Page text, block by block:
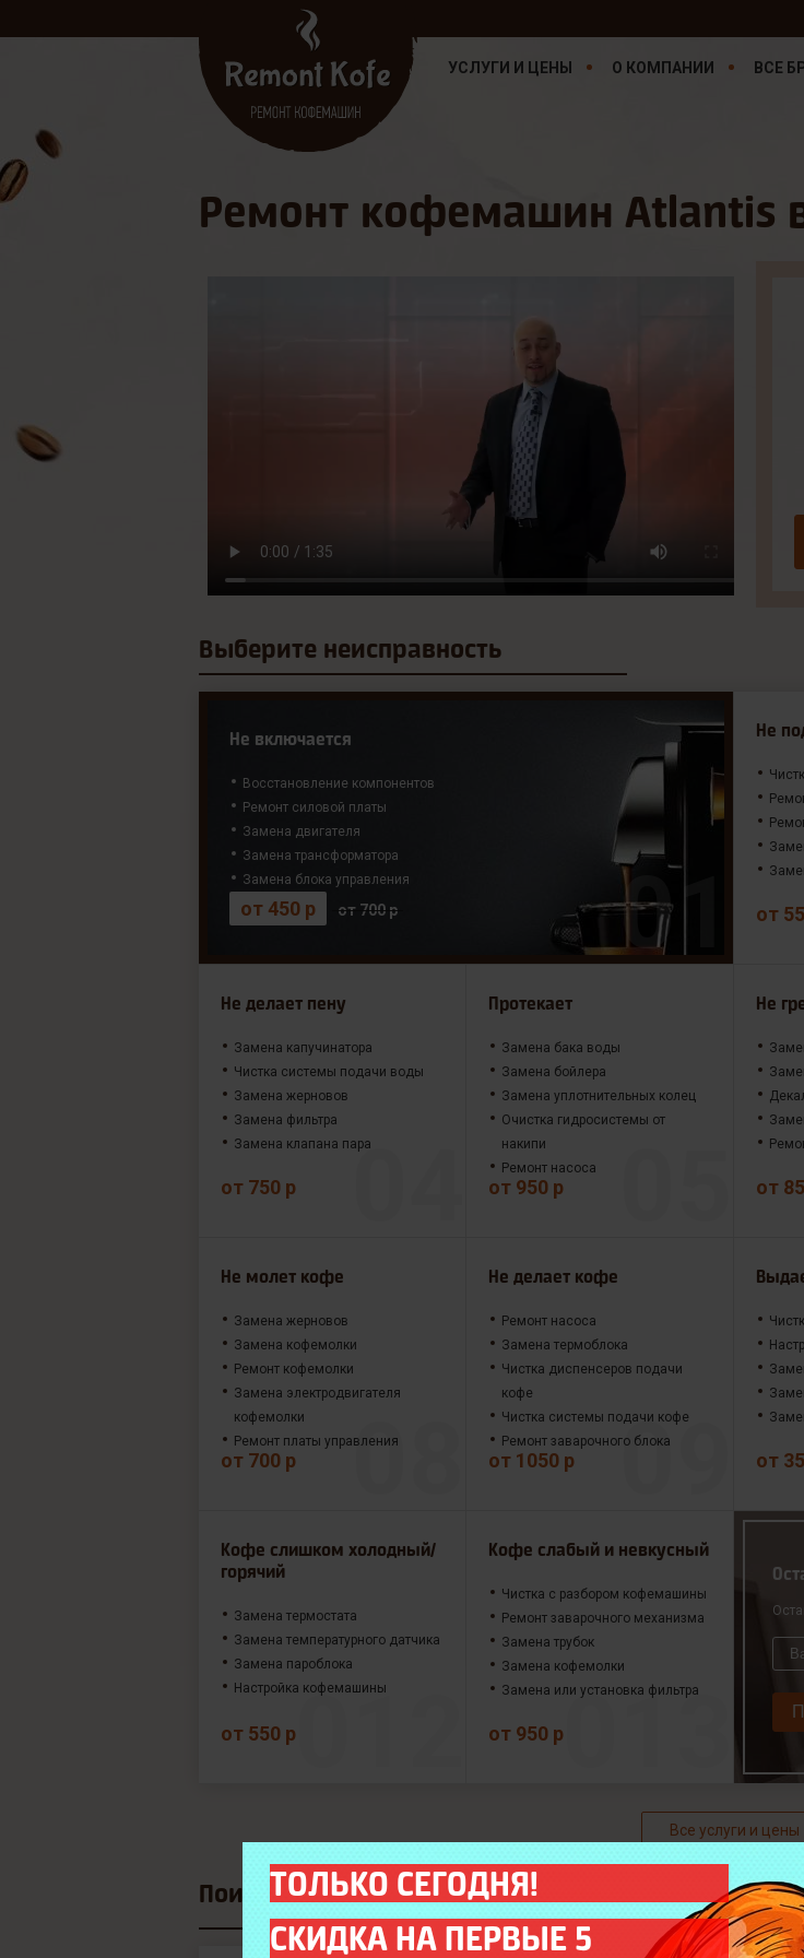
УСЛУГИ И ЦЕНЫ О КОМПАНИИ ВСЕ
Ремонт кофемашин Atlantis
Выберите неисправность
Не включается
Восстановление компонентов
Ремонт силовой платы
Замена двигателя
Замена трансформатора
Замена блока управления
от 450 р от 700 р
Не
от
Не делает пену
Замена капучинатора
Чистка системы подачи воды
Замена жерновов
Замена фильтра
Замена клапана пара
от 750 р
Протекает
Замена бака воды
Замена бойлера
Замена уплотнительных колец
Очистка гидросистемы от
накипи
Ремонт насоса
от 950 р
Не
от
Не молет кофе
Замена жерновов
Замена кофемолки
Ремонт кофемолки
Замена электродвигателя
кофемолки
Ремонт платы управления
от 700 р
Не делает кофе
Ремонт насоса
Замена термоблока
Чистка диспенсеров подачи
кофе
Чистка системы подачи кофе
Ремонт заварочного блока
от 1050 р от
Кофе слишком холодный/
горячий
Замена термостата
Замена температурного датчика
Замена пароблока
Настройка кофемашины
от 550 р
Кофе слабый и невкусный
Чистка с разбором кофемашины
Ремонт заварочного механизма
Замена трубок
Замена кофемолки
Замена или установка фильтра
от 950 р
Все услуги и цены
Поиск модели
ТОЛЬКО СЕГОДНЯ!
СКИДКА НА ПЕРВЫЕ 5